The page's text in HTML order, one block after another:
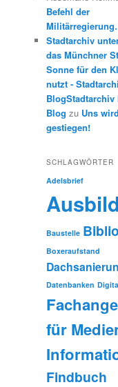
Befehl der
Stadtarchiv
das Münchner
Sonne für den
nutzt -
BlogStadtarchiv
Blog zu Uns
gestiegen!
SCHLAGWÖRTER
Adelsbrief
Baustelle
Boxeraufstand
Datenbanken
für
Findbuch